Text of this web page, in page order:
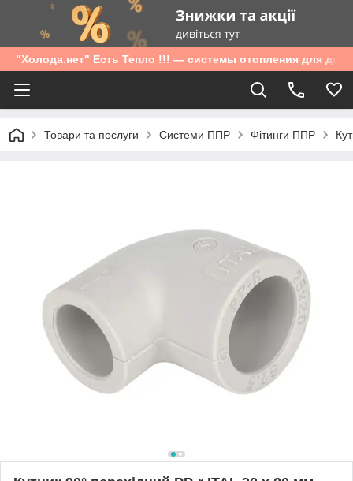
"Холода.нет" Есть Тепло !!! — системы отопления для дома
Товари та послуги Системи ППР Фітинги ППР